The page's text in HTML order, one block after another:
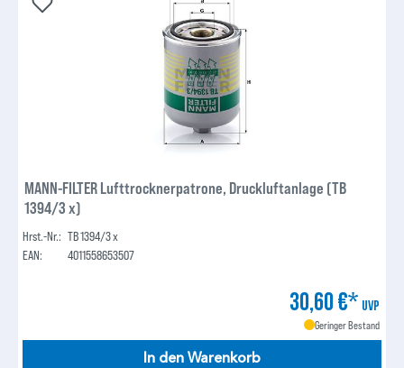
MANN-FILTER Lufttrocknerpatrone, Druckluftanlage (TB
1394/3 x)
Hrst.-Nr.: TB 1394/3 x
EAN:
4011558653507
30,60 €* UVP
Geringer Bestand
In den Warenkorb